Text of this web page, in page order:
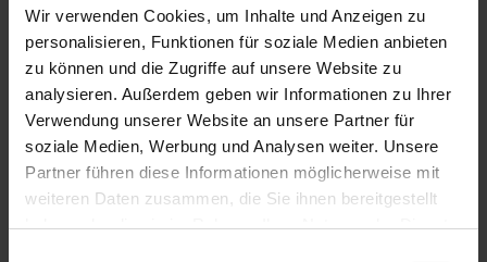
Wir verwenden Cookies, um Inhalte und Anzeigen zu
personalisieren, Funktionen für soziale Medien anbieten
zu können und die Zugriffe auf unsere Website zu
analysieren. Außerdem geben wir Informationen zu Ihrer
Verwendung unserer Website an unsere Partner für
soziale Medien, Werbung und Analysen weiter. Unsere
Partner führen diese Informationen möglicherweise mit
weiteren Daten zusammen, die Sie ihnen bereitgestellt
haben oder die sie im Rahmen Ihrer Nutzung der Dienste
f) Ort des Geschäfts
Name:
Börse Stuttgart
XSTU
18.11.2021 Die DGAP Distributionsservices umfassen
Suchvorschläge